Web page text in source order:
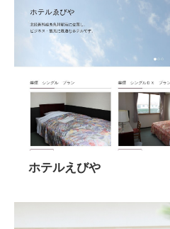
ホテルえびや